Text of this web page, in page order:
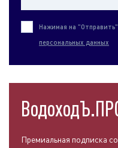
Нажимая на
персональных данных
Премиальная подписка